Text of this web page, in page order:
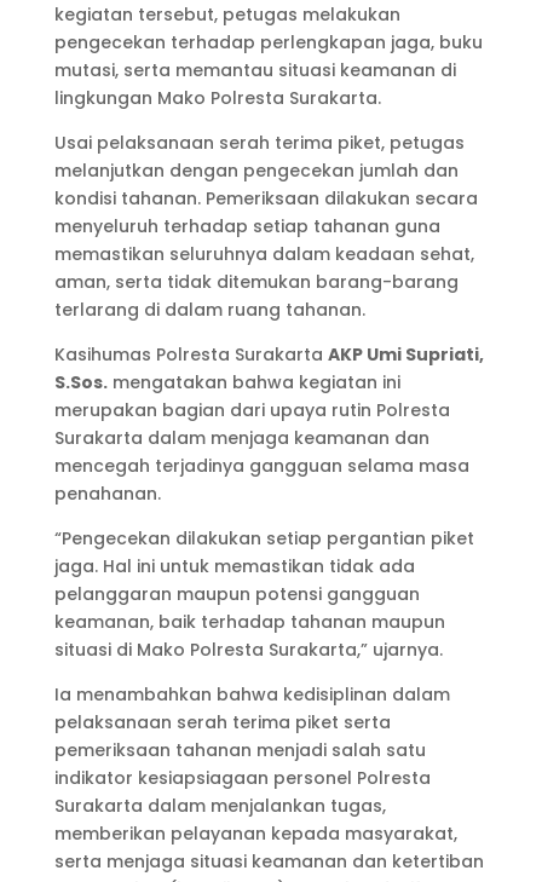
kegiatan tersebut, petugas melakukan
pengecekan terhadap perlengkapan jaga, buku
mutasi, serta memantau situasi keamanan di
lingkungan Mako Polresta Surakarta.
Usai pelaksanaan serah terima piket, petugas
melanjutkan dengan pengecekan jumlah dan
kondisi tahanan. Pemeriksaan dilakukan secara
menyeluruh terhadap setiap tahanan guna
memastikan seluruhnya dalam keadaan sehat,
aman, serta tidak ditemukan barang-barang
terlarang di dalam ruang tahanan.
Kasihumas Polresta Surakarta AKP Umi Supriati,
S.Sos.mengatakan bahwa kegiatan ini
merupakan bagian dari upaya rutin Polresta
Surakarta dalam menjaga keamanan dan
mencegah terjadinya gangguan selama masa
penahanan.
“Pengecekan dilakukan setiap pergantian piket
jaga. Hal ini untuk memastikan tidak ada
pelanggaran maupun potensi gangguan
keamanan, baik terhadap tahanan maupun
situasi di Mako Polresta Surakarta,” ujarnya.
Ia menambahkan bahwa kedisiplinan dalam
pelaksanaan serah terima piket serta
pemeriksaan tahanan menjadi salah satu
indikator kesiapsiagaan personel Polresta
Surakarta dalam menjalankan tugas,
memberikan pelayanan kepada masyarakat,
serta menjaga situasi keamanan dan ketertiban